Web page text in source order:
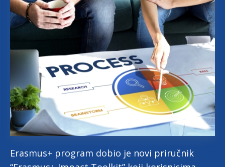
Erasmus+ program dobio je novi priručnik